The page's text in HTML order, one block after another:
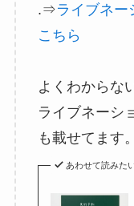
.⇒ライブネー
こちら
よくわからな
ライブネーシ
も載せてます。
あわせて読みた